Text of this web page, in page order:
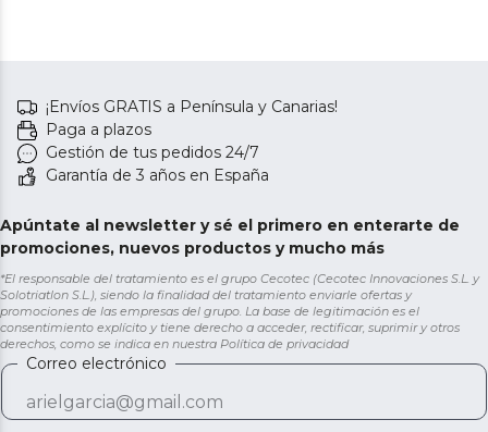
¡Envíos GRATIS a Península y Canarias!
Paga a plazos
Gestión de tus pedidos 24/7
Garantía de 3 años en España
Apúntate al newsletter y sé el primero en enterarte de
promociones, nuevos productos y mucho más
*El responsable del tratamiento es el grupo Cecotec (Cecotec Innovaciones S.L. y
Solotriatlon S.L.), siendo la finalidad del tratamiento enviarle ofertas y
promociones de las empresas del grupo. La base de legitimación es el
consentimiento explícito y tiene derecho a acceder, rectificar, suprimir y otros
derechos, como se indica en nuestra Política de privacidad
Correo electrónico